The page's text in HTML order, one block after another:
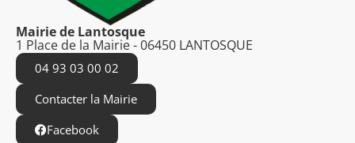
Mairie de Lantosque
1 Place de la Mairie - 06450 LANTOSQUE
04 93 03 00 02
Contacter la Mairie
Facebook